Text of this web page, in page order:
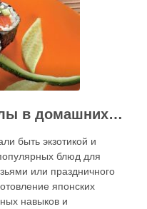
Как приготовить роллы в домашних условиях?
быть экзотикой и
блюд для
или праздничного
японских
навыков и